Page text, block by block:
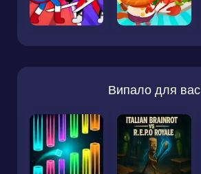
Випало для вас